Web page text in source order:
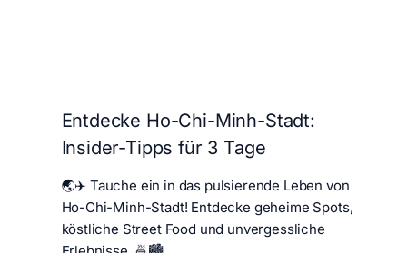
Entdecke Ho-Chi-Minh-Stadt:
Insider-Tipps für 3 Tage
🌏✈️ Tauche ein in das pulsierende Leben von
Ho-Chi-Minh-Stadt! Entdecke geheime Spots,
köstliche Street Food und unvergessliche